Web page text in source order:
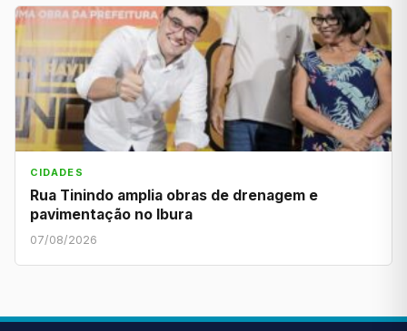
CIDADES
Rua Tinindo amplia obras de drenagem e
pavimentação no Ibura
07/08/2026